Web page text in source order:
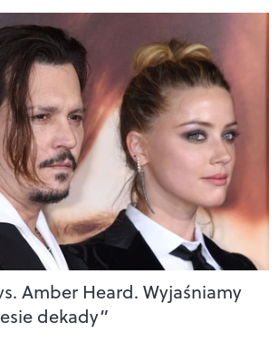
Amber Heard. Wyjaśniamy
dekady”